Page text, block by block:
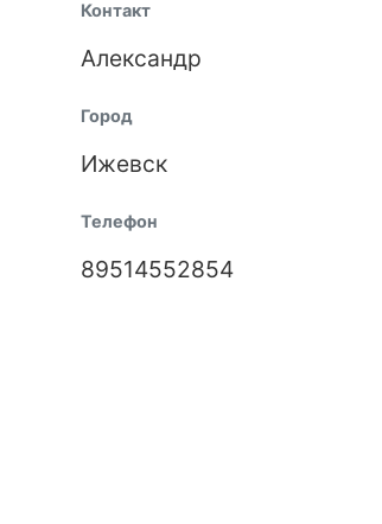
Контакт
Александр
Город
Ижевск
Телефон
89514552854